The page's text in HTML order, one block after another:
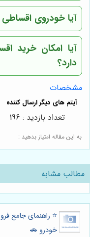
آیا خودروی اقساطی
آیا امکان خرید
دارد؟
مشخصات
به این مقاله امتیاز بدهید :
تعداد بازدید : 196
مطالب مشابه
⭐️ راهنمای جامع
خودرو 🚗